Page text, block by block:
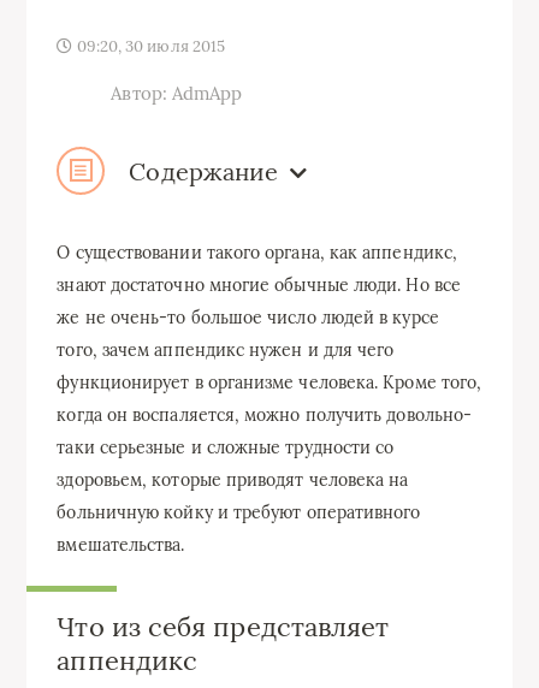
09:20, 30 июля 2015
Автор: AdmApp
Содержание
О существовании такого органа, как аппендикс,
знают достаточно многие обычные люди. Но все
же не очень-то большое число людей в курсе
того, зачем аппендикс нужен и для чего
функционирует в организме человека. Кроме того,
когда он воспаляется, можно получить довольно-
таки серьезные и сложные трудности со
здоровьем, которые приводят человека на
больничную койку и требуют оперативного
вмешательства.
Что из себя представляет
аппендикс